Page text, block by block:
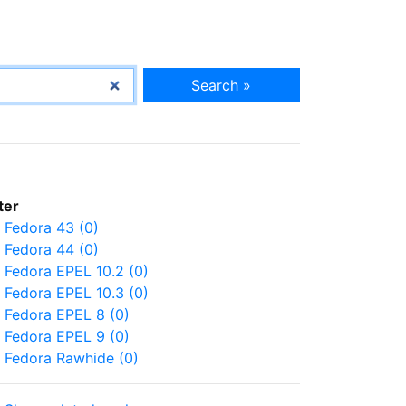
Search »
Fedora 43 (0)
Fedora 44 (0)
Fedora EPEL 10.2 (0)
Fedora EPEL 10.3 (0)
Fedora EPEL 8 (0)
Fedora EPEL 9 (0)
Fedora Rawhide (0)